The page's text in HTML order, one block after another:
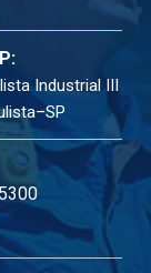
Industrial III